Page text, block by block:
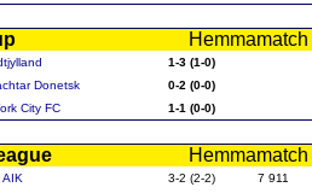
1-3 (1-0)
Donetsk
0-2 (0-0)
City FC 1-1 (0-0)
AIK 3-2 (2-2)
7 911